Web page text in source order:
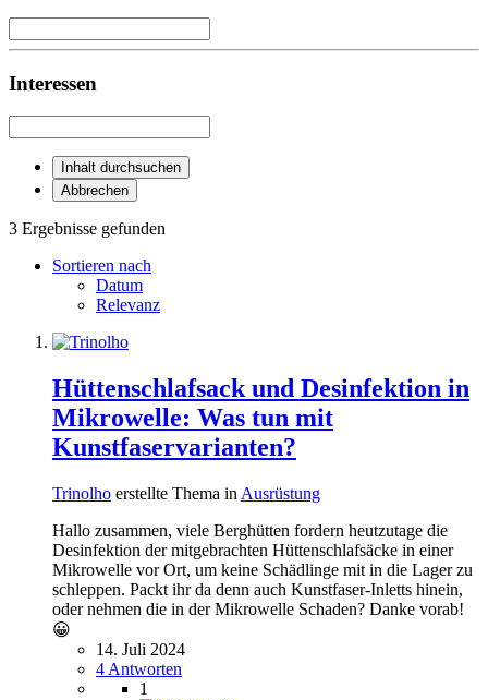
Interessen
Inhalt durchsuchen
Abbrechen
3 Ergebnisse gefunden
Sortieren nach
Datum
Relevanz
Hüttenschlafsack und Desinfektion in
Mikrowelle: Was tun mit
Kunstfaservarianten?
Trinolho erstellte Thema in Ausrüstung
Hallo zusammen, viele Berghütten fordern heutzutage die
Desinfektion der mitgebrachten Hüttenschlafsäcke in einer
Mikrowelle vor Ort, um keine Schädlinge mit in die Lager zu
schleppen. Packt ihr da denn auch Kunstfaser-Inletts hinein,
oder nehmen die in der Mikrowelle Schaden? Danke vorab!
😀
14. Juli 2024
4 Antworten
1